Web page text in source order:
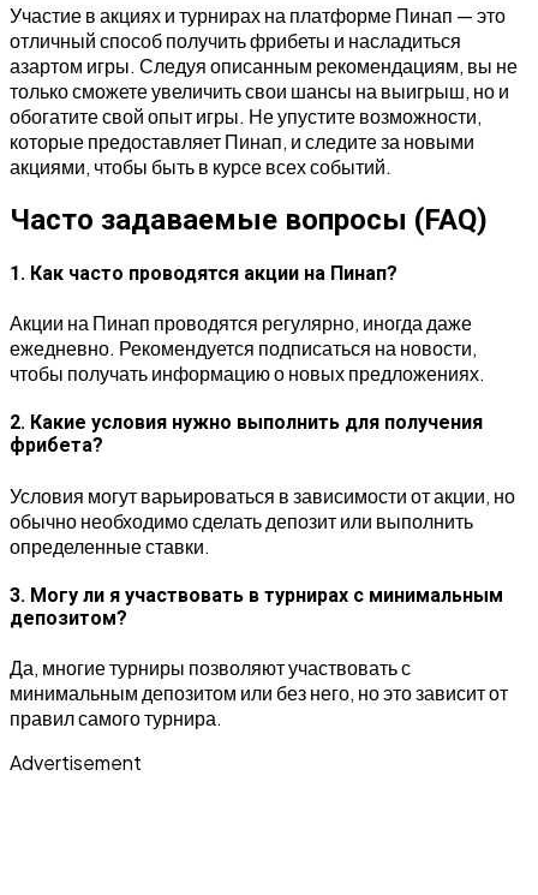
Участие в акциях и турнирах на платформе Пинап — это
отличный способ получить фрибеты и насладиться
азартом игры. Следуя описанным рекомендациям, вы не
только сможете увеличить свои шансы на выигрыш, но и
обогатите свой опыт игры. Не упустите возможности,
которые предоставляет Пинап, и следите за новыми
акциями, чтобы быть в курсе всех событий.
Часто задаваемые вопросы (FAQ)
1. Как часто проводятся акции на Пинап?
Акции на Пинап проводятся регулярно, иногда даже
ежедневно. Рекомендуется подписаться на новости,
чтобы получать информацию о новых предложениях.
2. Какие условия нужно выполнить для получения
фрибета?
Условия могут варьироваться в зависимости от акции, но
обычно необходимо сделать депозит или выполнить
определенные ставки.
3. Могу ли я участвовать в турнирах с минимальным
депозитом?
Да, многие турниры позволяют участвовать с
минимальным депозитом или без него, но это зависит от
правил самого турнира.
Advertisement